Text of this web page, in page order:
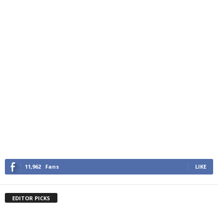
11,962 Fans LIKE
EDITOR PICKS